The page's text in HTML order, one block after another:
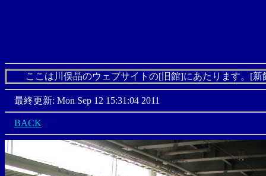
ここは川俣晶のウェブサイトの[旧館]にあたります。[新
最終更新: Mon Sep 12 15:31:04 2011
BACK